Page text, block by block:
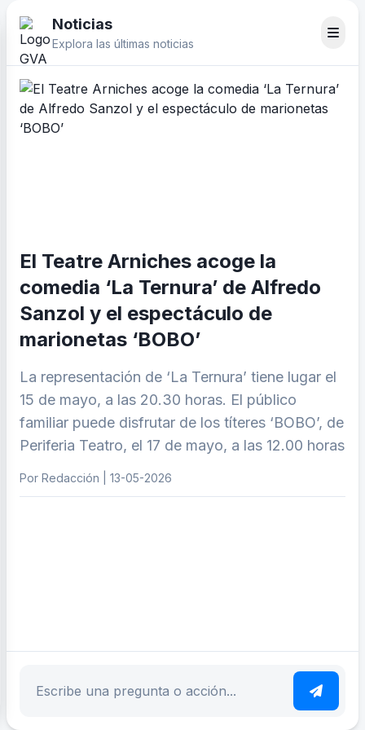
Noticias
Explora las últimas noticias
El Teatre Arniches acoge la
comedia ‘La Ternura’ de Alfredo
Sanzol y el espectáculo de
marionetas ‘BOBO’
La representación de ‘La Ternura’ tiene lugar el
15 de mayo, a las 20.30 horas. El público
familiar puede disfrutar de los títeres ‘BOBO’, de
Periferia Teatro, el 17 de mayo, a las 12.00 horas
Por Redacción | 13-05-2026
Escribe tu pregunta